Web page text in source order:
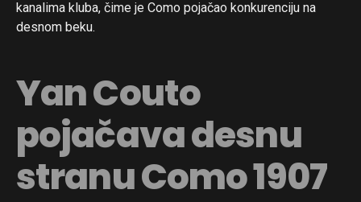
kanalima kluba, čime je Como pojačao konkurenciju na
desnom beku.
Yan Couto
pojačava desnu
stranu Como 1907